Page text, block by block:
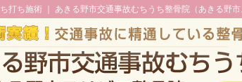
打ち施術 ｜ あきる野市交通事故むちうち整骨院（あきる野市